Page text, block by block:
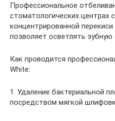
Профессиональное
стоматологических центрах
концентрированной
позволяет осветлять зубную
Как проводится
White:
1. Удаление бактериальной
посредством мягкой